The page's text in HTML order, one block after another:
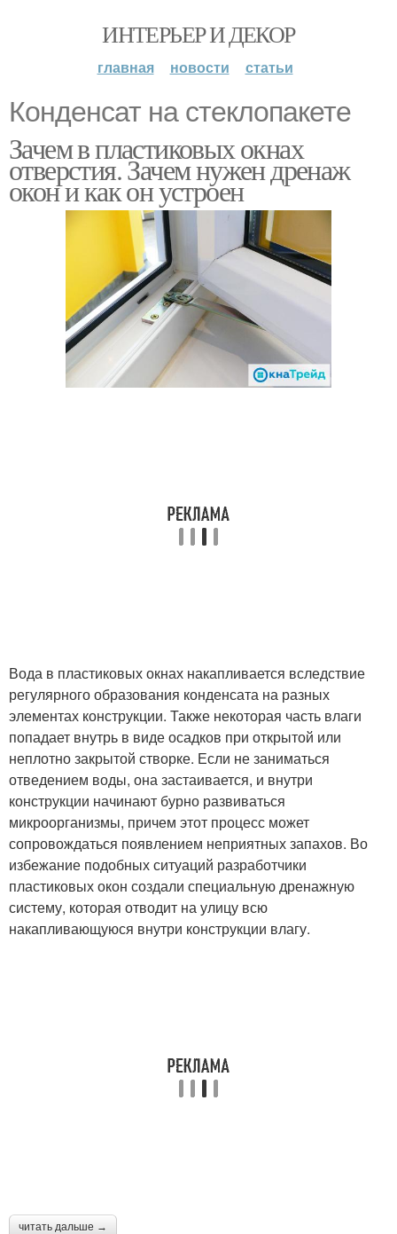
ИНТЕРЬЕР И ДЕКОР
главная новости статьи
Конденсат на стеклопакете
Зачем в пластиковых окнах
отверстия. Зачем нужен дренаж
окон и как он устроен
Вода в пластиковых окнах накапливается вследствие
регулярного образования конденсата на разных
элементах конструкции. Также некоторая часть влаги
попадает внутрь в виде осадков при открытой или
неплотно закрытой створке. Если не заниматься
отведением воды, она застаивается, и внутри
конструкции начинают бурно развиваться
микроорганизмы, причем этот процесс может
сопровождаться появлением неприятных запахов. Во
избежание подобных ситуаций разработчики
пластиковых окон создали специальную дренажную
систему, которая отводит на улицу всю
накапливающуюся внутри конструкции влагу.
читать дальше →